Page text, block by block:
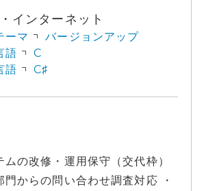
インターネット
ーマ
バージョンアップ
語
C
語
C♯
の改修・運用保守（交代枠）
門からの問い合わせ調査対応 ・